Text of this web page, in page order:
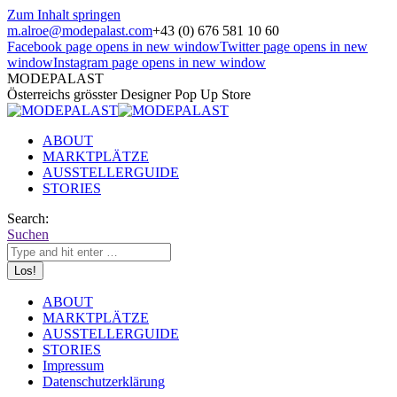
Zum Inhalt springen
m.alroe@modepalast.com+43 (0) 676 581 10 60
Facebook page opens in new windowTwitter page opens in new
windowInstagram page opens in new window
MODEPALAST
Österreichs grösster Designer Pop Up Store
ABOUT
MARKTPLÄTZE
AUSSTELLERGUIDE
STORIES
Search:
Suchen
ABOUT
MARKTPLÄTZE
AUSSTELLERGUIDE
STORIES
Impressum
Datenschutzerklärung